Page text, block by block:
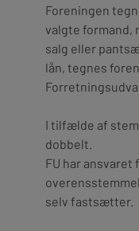
Foreningen
valgte formand,
salg eller
lån, tegnes
I tilfælde af
dobbelt.
FU har
selv fastsætter.